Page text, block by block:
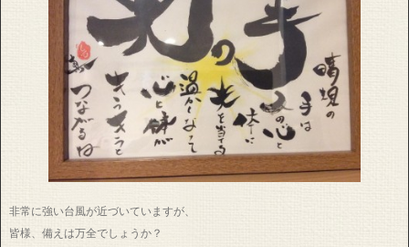
非常に強い台風が近づいていますが、
皆様、備えは万全でしょうか？